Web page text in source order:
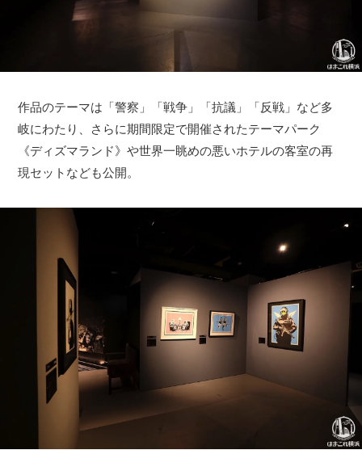
作品のテーマは「警察」「戦争」「抗議」「反戦」など多
岐にわたり、さらに期間限定で開催されたテーマパーク
《ディズマランド》や世界一眺めの悪いホテルの客室の再
現セットなども公開。